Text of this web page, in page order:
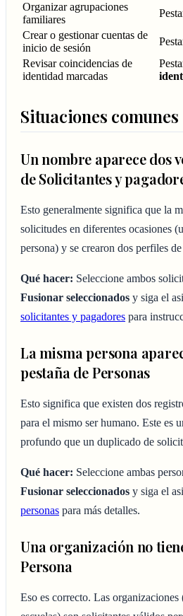
Organizar agrupaciones
familiares
Crear o gestionar cuentas de
inicio de sesión
Revisar coincidencias de
identidad marcadas
Situaciones comunes
Un nombre aparece dos
de Solicitantes y
Esto generalmente significa que la
solicitudes en diferentes ocasiones
persona) y se crearon dos perfiles
Qué hacer: Seleccione ambos
Fusionar seleccionados y siga el
solicitantes y pagadores para
La misma persona
pestaña de Personas
Esto significa que existen dos
para el mismo ser humano. Este es
profundo que un duplicado de
Qué hacer: Seleccione ambas
Fusionar seleccionados y siga el
personas para más detalles.
Una organización no
Persona
Eso es correcto. Las